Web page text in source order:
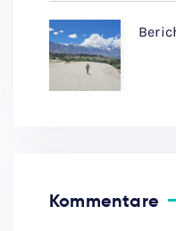
Kommentare